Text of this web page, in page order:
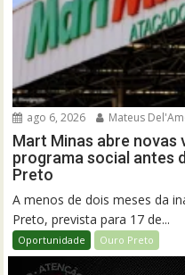
ago 6, 2026 Mateus
Mart Minas abre novas
programa social antes
Preto
A menos de dois meses da
Preto, prevista para 17 de...
Oportunidade Ouro Preto